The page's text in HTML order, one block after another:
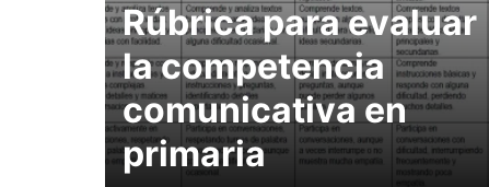
Rúbrica para evaluar
la competencia
comunicativa en
primaria